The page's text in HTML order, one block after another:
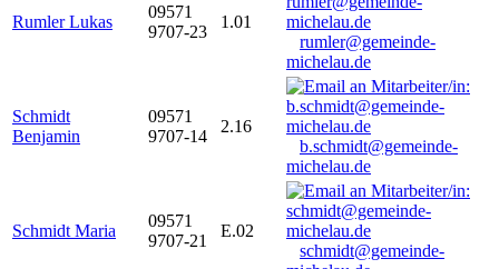
Rumler Lukas
09571
9707-23
1.01
rumler@gemeinde-
michelau.de
Schmidt
Benjamin
09571
9707-14
2.16
b.schmidt@gemeinde-
michelau.de
Schmidt Maria
09571
9707-21
E.02
schmidt@gemeinde-